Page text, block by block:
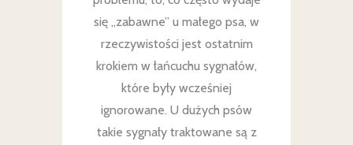
się „zabawne” u małego psa, w
rzeczywistości jest ostatnim
krokiem w łańcuchu sygnałów,
które były wcześniej
ignorowane. U dużych psów
takie sygnały traktowane są z